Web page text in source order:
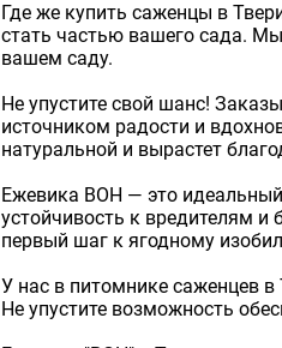
Где же купить саженцы в
стать частью вашего сада.
вашем саду.
Не упустите свой шанс!
источником радости и
натуральной и вырастет
Ежевика ВОН — это
устойчивость к вредителям и
первый шаг к ягодному
У нас в питомнике саженцев
Не упустите возможность